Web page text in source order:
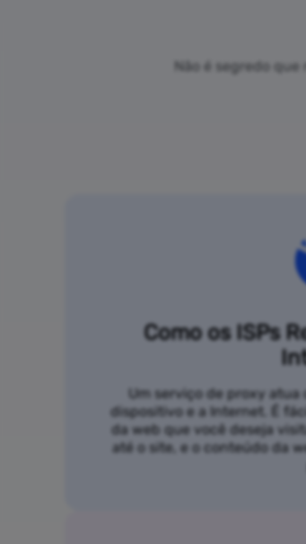
Não é segredo
Como os ISPs
Um serviço de proxy
dispositivo e a Internet. É
da web que você deseja
até o site, e o conteúdo da